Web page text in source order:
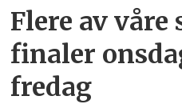
Flere av
finaler
fredag